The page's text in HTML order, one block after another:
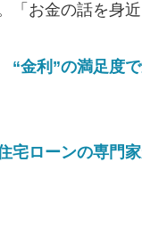
「お金の話を身
金利”の満足度
宅ローンの専門